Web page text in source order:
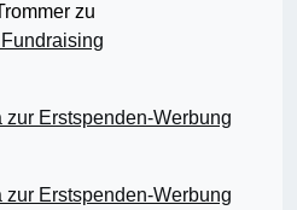
zu
zur Erstspenden-Werbung
zur Erstspenden-Werbung